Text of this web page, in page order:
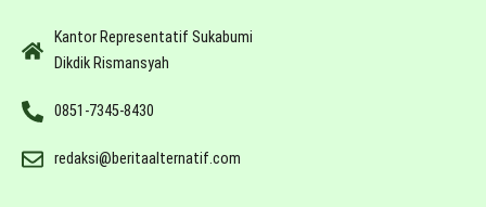
Kantor Representatif Sukabumi
Dikdik Rismansyah
0851-7345-8430
redaksi@beritaalternatif.com